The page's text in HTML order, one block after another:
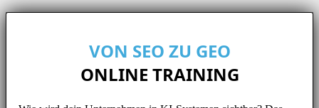
VON SEO ZU GEO
ONLINE TRAINING